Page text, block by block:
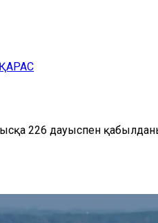
226 дауыспен